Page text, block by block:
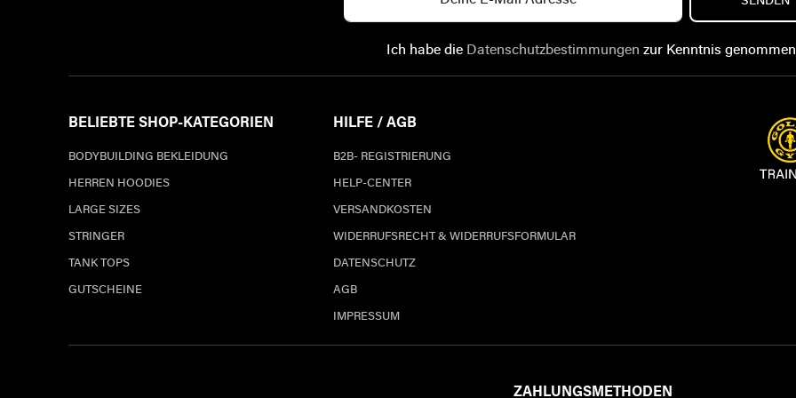
Ich habe die Datenschutzbestimmungen zur Kenntnis
BELIEBTE SHOP-KATEGORIEN
BODYBUILDING BEKLEIDUNG
HERREN HOODIES
LARGE SIZES
STRINGER
TANK TOPS
GUTSCHEINE
HILFE / AGB
B2B- REGISTRIERUNG
HELP-CENTER
VERSANDKOSTEN
WIDERRUFSRECHT & WIDERRUFSFORMULAR
DATENSCHUTZ
AGB
IMPRESSUM
ZAHLUNGSMETHODEN